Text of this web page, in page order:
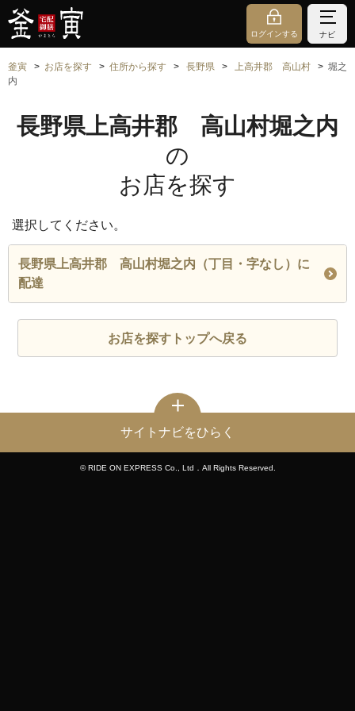
ログインする ナビ
釜寅 お店を探す 住所から探す 長野県 上高井郡 高山村
堀之
内
長野県上高井郡 高山村堀之内
の
お店を探す
選択してください。
長野県上高井郡 高山村堀之内（丁目・字なし）に
配達
お店を探すトップへ戻る
サイトナビをひらく
© RIDE ON EXPRESS Co., Ltd．All Rights Reserved.